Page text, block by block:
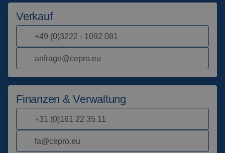
Schweisskabinen
Outdoor
Schweissen
Schleiflamellen
Schleifvorhänge
Über uns
Aktuelles
Häufig gestellte Fragen
Downloads
Verkauf
+49 (0)3222 - 1092 081
anfrage@cepro.eu
Finanzen & Verwaltung
+31 (0)161 22 35 11
fa@cepro.eu